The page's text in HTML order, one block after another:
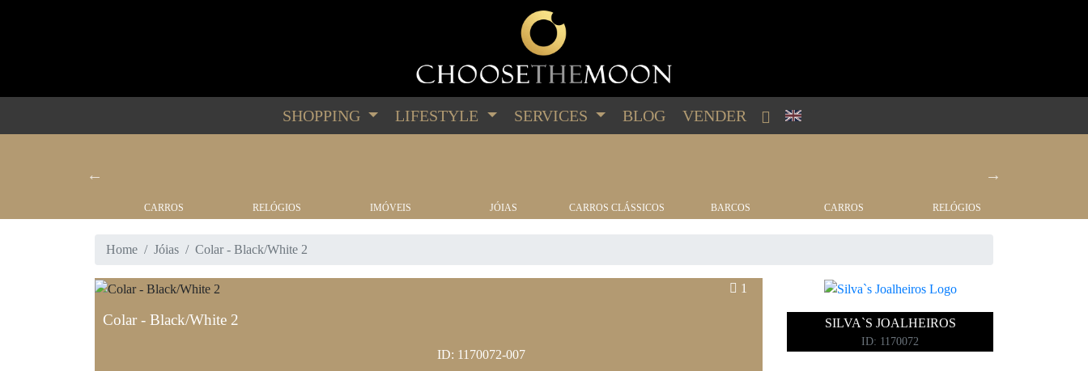
SHOPPING LIFESTYLE SERVICES BLOG VENDER
CARROS RELÓGIOS IMÓVEIS JÓIAS CARROS CLÁSSICOS BARCOS CARROS RELÓGIOS
Home Jóias Colar - Black/White 2
1
Colar - Black/White 2
ID: 1170072-007
SILVA`S JOALHEIROS
ID: 1170072